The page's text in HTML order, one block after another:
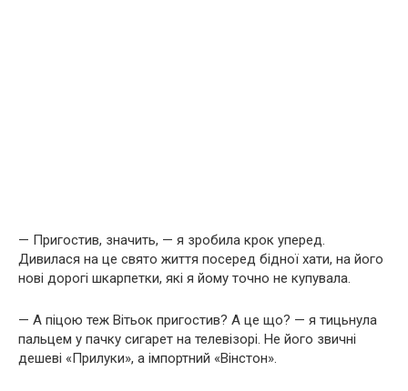
— Пригостив, значить, — я зробила крок уперед.
Дивилася на це свято життя посеред бідної хати, на його
нові дорогі шкарпетки, які я йому точно не купувала.
— А піцою теж Вітьок пригостив? А це що? — я тицьнула
пальцем у пачку сигарет на телевізорі. Не його звичні
дешеві «Прилуки», а імпортний «Вінстон».